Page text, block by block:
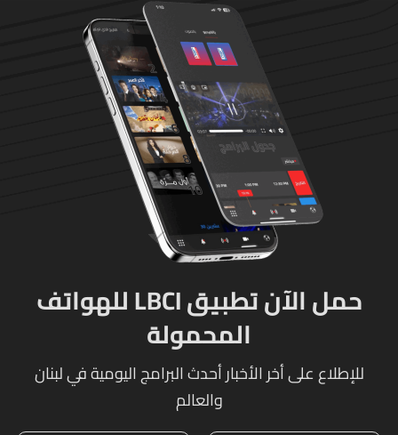
حمل الآن تطبيق LBCI للهواتف
المحمولة
للإطلاع على أخر الأخبار أحدث البرامج اليومية في لبنان
والعالم